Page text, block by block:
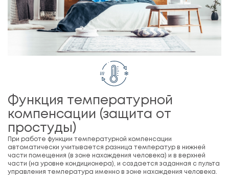
Функция температурной
компенсации (защита от
простуды)
При работе функции температурной компенсации
автоматически учитывается разница температур в нижней
части помещения (в зоне нахождения человека) и в верхней
части (на уровне кондиционера), и создается заданная с пульта
управления температура именно в зоне нахождения человека.